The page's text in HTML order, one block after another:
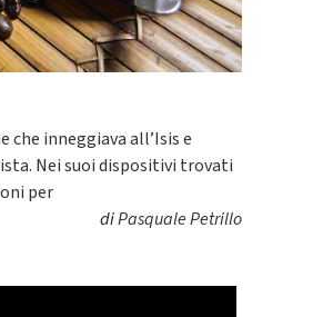
inneggiava all’Isis e
Nei suoi dispositivi trovati
per
diPasquale Petrillo